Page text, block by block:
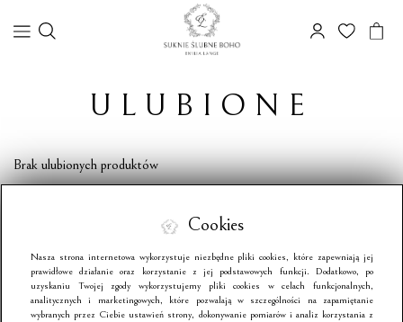
ULUBIONE
Brak ulubionych produktów
Cookies
Nasza strona internetowa wykorzystuje niezbędne pliki cookies, które zapewniają jej
prawidłowe działanie oraz korzystanie z jej podstawowych funkcji. Dodatkowo, po
uzyskaniu Twojej zgody wykorzystujemy pliki cookies w celach funkcjonalnych,
analitycznych i marketingowych, które pozwalają w szczególności na zapamiętanie
wybranych przez Ciebie ustawień strony, dokonywanie pomiarów i analiz korzystania z